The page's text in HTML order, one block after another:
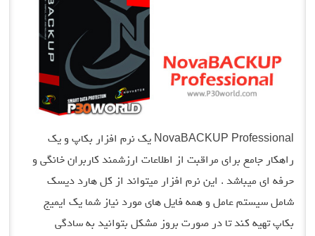
NovaBACKUP Professional یک نرم افزار بکاپ و یک
راهکار جامع برای مراقبت از اطلاعات ارزشمند کاربران خانگی و
حرفه ای میباشد . این نرم افزار میتواند از کل هارد دیسک
شامل سیستم عامل و همه فایل های مورد نیاز شما یک ایمیج
بکاپ تهیه کند تا در صورت بروز مشکل بتوانید به سادگی